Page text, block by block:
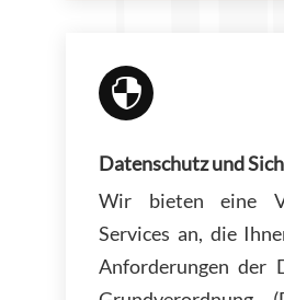

Datenschutz und
Wir bieten eine
Services an, die
Anforderungen der